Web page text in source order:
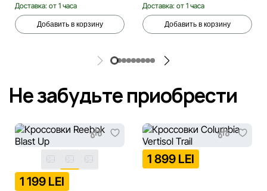
Доставка: от 1 часа
Добавить в корзину
Доставка: от 1 часа
Добавить в корзину
Не забудьте приобрести
1 199 LEI
1 899 LEI